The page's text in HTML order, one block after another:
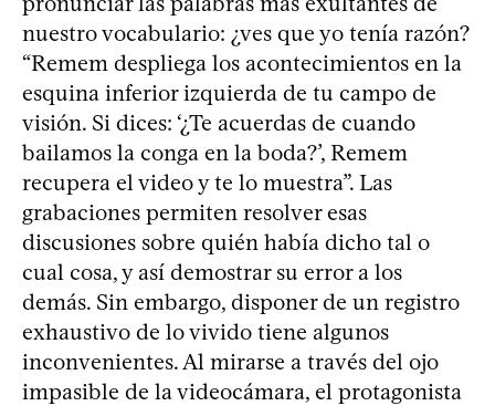
nuestro vocabulario: ¿ves que yo tenía razón?
“Remem despliega los acontecimientos en la
esquina inferior izquierda de tu campo de
visión. Si dices: ‘¿Te acuerdas de cuando
bailamos la conga en la boda?’, Remem
recupera el video y te lo muestra”. Las
grabaciones permiten resolver esas
discusiones sobre quién había dicho tal o
cual cosa, y así demostrar su error a los
demás. Sin embargo, disponer de un registro
exhaustivo de lo vivido tiene algunos
inconvenientes. Al mirarse a través del ojo
impasible de la videocámara, el protagonista